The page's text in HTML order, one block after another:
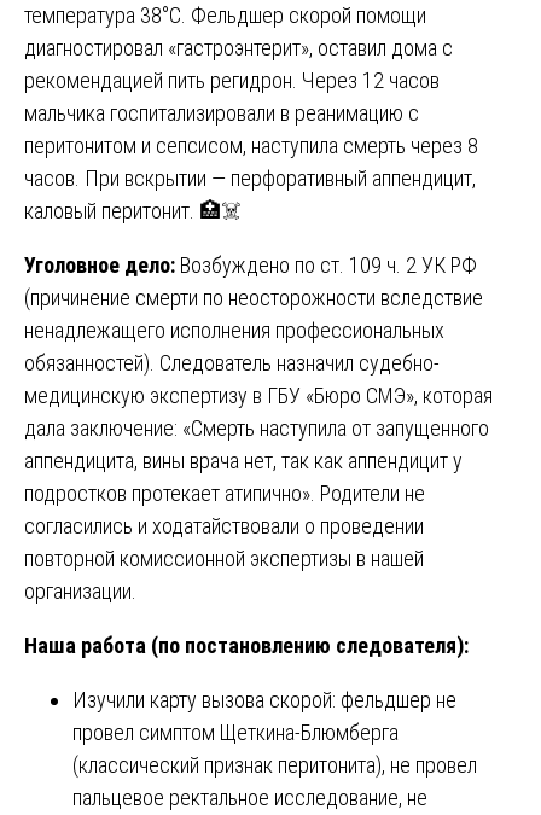
температура 38°C. Фельдшер скорой помощи
диагностировал «гастроэнтерит», оставил дома с
рекомендацией пить регидрон. Через 12 часов
мальчика госпитализировали в реанимацию с
перитонитом и сепсисом, наступила смерть через 8
часов. При вскрытии — перфоративный аппендицит,
каловый перитонит. 🏥☠️
Уголовное дело: Возбуждено по ст. 109 ч. 2 УК РФ
(причинение смерти по неосторожности вследствие
ненадлежащего исполнения профессиональных
обязанностей). Следователь назначил судебно-
медицинскую экспертизу в ГБУ «Бюро СМЭ», которая
дала заключение: «Смерть наступила от запущенного
аппендицита, вины врача нет, так как аппендицит у
подростков протекает атипично». Родители не
согласились и ходатайствовали о проведении
повторной комиссионной экспертизы в нашей
организации.
Наша работа (по постановлению следователя):
Изучили карту вызова скорой: фельдшер не
провел симптом Щеткина-Блюмберга
(классический признак перитонита), не провел
пальцевое ректальное исследование, не